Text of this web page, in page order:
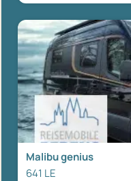
Malibu genius
641 LE